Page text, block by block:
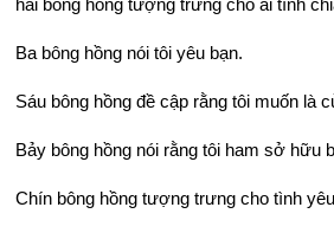
hai bông hồng tượng trưng cho ái tình
Ba bông hồng nói tôi yêu bạn.
Sáu bông hồng đề cập rằng tôi muốn là
Bảy bông hồng nói rằng tôi ham sở hữu
Chín bông hồng tượng trưng cho tình